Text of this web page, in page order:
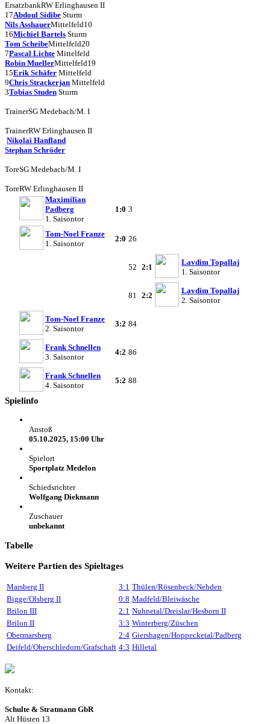
ErsatzbankRW Erlinghausen II
17Abdoul Sidibe Sturm
Nils AsshauerMittelfeld10
16Michiel Bartels Sturm
Tom ScheibeMittelfeld20
7Pascal Lichte Mittelfeld
Robin MuellerMittelfeld19
15Erik Schäfer Mittelfeld
9Chris Strackerjan Mittelfeld
3Tobias Studen Sturm
TrainerSG Medebach/M. I
TrainerRW Erlinghausen II
Nikolai Hanfland
Stephan Schröder
ToreSG Medebach/M. I
ToreRW Erlinghausen II
Maximilian
Padberg
1. Saisontor
1:0 3
Tom-Noel Franze
1. Saisontor
2:0 26
52 2:1
Lavdim Topallaj
1. Saisontor
81 2:2
Lavdim Topallaj
2. Saisontor
Tom-Noel Franze
2. Saisontor
3:2 84
Frank Schnellen
3. Saisontor
4:2 86
Frank Schnellen
4. Saisontor
5:2 88
Spielinfo
Anstoß
05.10.2025, 15:00 Uhr
Spielort
Sportplatz Medelon
Schiedsrichter
Wolfgang Diekmann
Zuschauer
unbekannt
Tabelle
Weitere Partien des Spieltages
Marsberg II 3:1 Thülen/Rösenbeck/Nehden
Bigge/Olsberg II
0:8 Madfeld/Bleiwäsche
Brilon III
2:1 Nuhnetal/Dreislar/Hesborn II
Brilon II
3:3 Winterberg/Züschen
Obermarsberg
2:4 Giershagen/Hoppecketal/Padberg
Deifeld/Oberschledorn/Grafschaft 4:3 Hilletal
Kontakt:
Schulte & Stratmann GbR
Alt Hüsten 13